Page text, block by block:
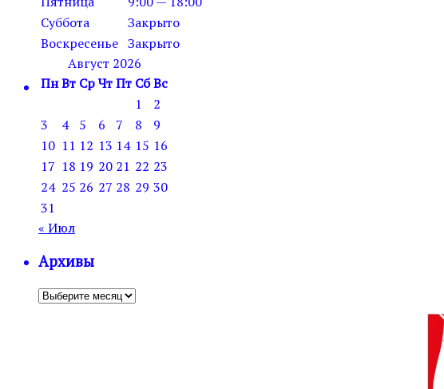
Суббота
Закрыто
Воскресенье Закрыто
Август 2026
ПнВт СрЧтПт СбВс
1
2
3
4 5 6 7 8
9
10 11 12 13 14 15 16
17 18 19 20 21 22 23
24 25 26 27 28 29 30
31
« Июл
Архивы
Архивы